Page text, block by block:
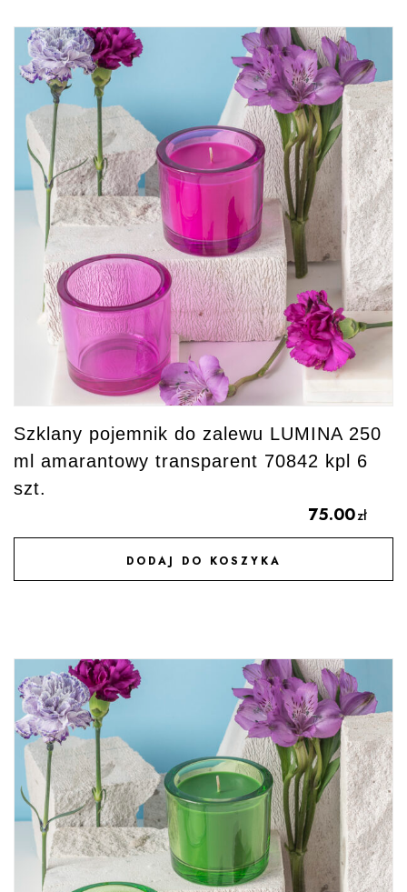
Szklany pojemnik do zalewu LUMINA 250
ml amarantowy transparent 70842 kpl 6
szt.
75.00zł
DODAJ DO KOSZYKA
DODAJ DO ULUBIONYCH